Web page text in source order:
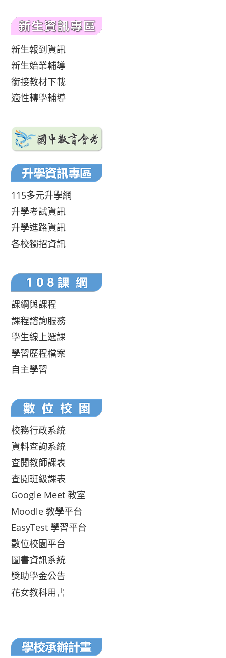
新生報到資訊
新生始業輔導
銜接教材下載
適性轉學輔導
115多元升學網
升學考試資訊
升學進路資訊
各校獨招資訊
課綱與課程
課程諮詢服務
學生線上選課
學習歷程檔案
自主學習
校務行政系統
資料查詢系統
查閱教師課表
查閱班級課表
Google Meet 教室
Moodle 教學平台
EasyTest 學習平台
數位校園平台
圖書資訊系統
獎助學金公告
花女教科用書